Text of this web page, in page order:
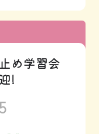
め学習会
!